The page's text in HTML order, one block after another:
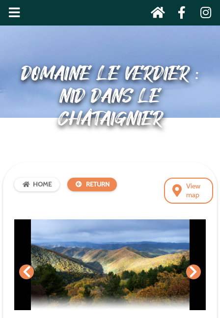
DOMAINE LE VERDIER :
NID DANS LE
CHÂTAIGNIER
View
map
HOME RETURN